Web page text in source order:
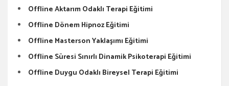
Offline Aktarım Odaklı Terapi Eğitimi
Offline Dönem Hipnoz Eğitimi
Offline Masterson Yaklaşımı Eğitimi
Offline Süresi Sınırlı Dinamik Psikoterapi Eğitimi
Offline Duygu Odaklı Bireysel Terapi Eğitimi